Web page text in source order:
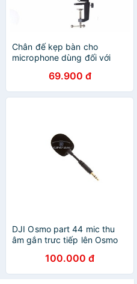
Chân đế kẹp bàn cho
microphone dùng đối với
ngồi thu âm tại máy tính, hát
karaoke online
69.900 đ
DJI Osmo part 44 mic thu
âm gắn trưc tiếp lên Osmo
100.000 đ